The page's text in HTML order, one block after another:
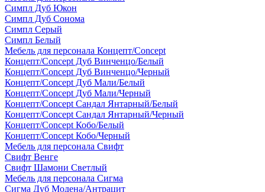
Симпл Дуб Юкон
Симпл Дуб Сонома
Симпл Серый
Симпл Белый
Мебель для персонала Концепт/Concept
Концепт/Concept Дуб Винченцо/Белый
Концепт/Concept Дуб Винченцо/Черный
Концепт/Concept Дуб Мали/Белый
Концепт/Concept Дуб Мали/Черный
Концепт/Concept Сандал Янтарный/Белый
Концепт/Concept Сандал Янтарный/Черный
Концепт/Concept Кобо/Белый
Концепт/Concept Кобо/Черный
Мебель для персонала Свифт
Свифт Венге
Свифт Шамони Светлый
Мебель для персонала Сигма
Сигма Дуб Модена/Антрацит